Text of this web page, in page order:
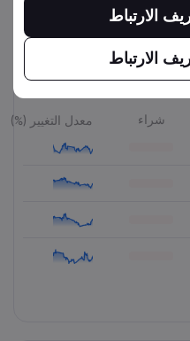
شراء معدل التغيير (%)
الارتباط
الارتباط